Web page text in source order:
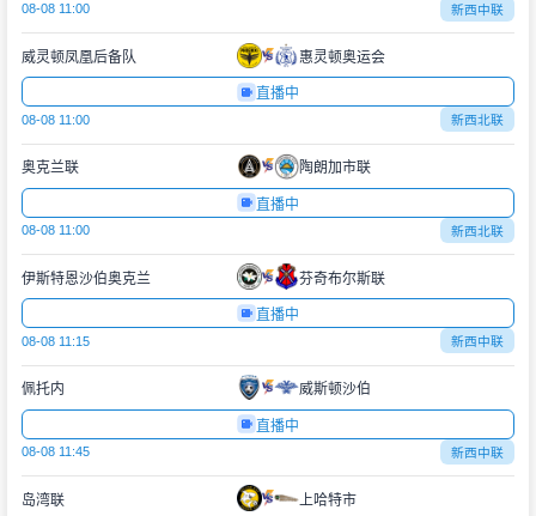
08-08 11:00 新西中联
威灵顿凤凰后备队 惠灵顿奥运会
直播中
08-08 11:00 新西北联
奥克兰联 陶朗加市联
直播中
08-08 11:00 新西北联
伊斯特恩沙伯奥克兰 芬奇布尔斯联
直播中
08-08 11:15 新西中联
佩托内 威斯顿沙伯
直播中
08-08 11:45 新西中联
岛湾联 上哈特市